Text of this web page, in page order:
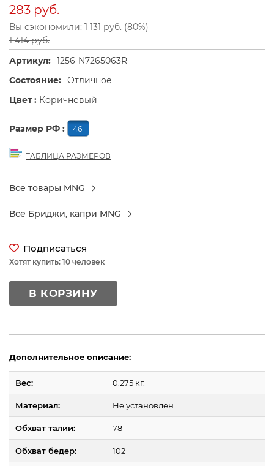
283 руб.
Вы сэкономили: 1 131 руб. (80%)
1 414 руб.
Артикул: 1256-N7265063R
Состояние: Отличное
Цвет : Коричневый
Размер РФ : 46
ТАБЛИЦА РАЗМЕРОВ
Все товары MNG
Все Бриджи, капри MNG
Подписаться
Хотят купить: 10 человек
В КОРЗИНУ
Дополнительное описание:
Вес: 0.275 кг.
Материал: Не установлен
Обхват талии: 78
Обхват бедер: 102